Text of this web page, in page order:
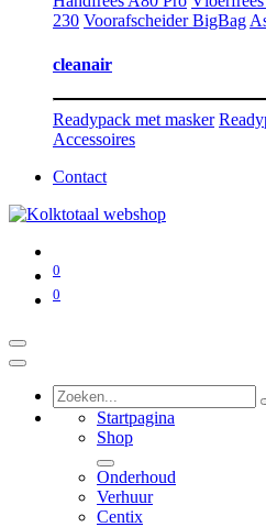
230 Voorafscheider BigBag
cleanair
Readypack met masker
Accessoires
Contact
0
0
Startpagina
Shop
Onderhoud
Verhuur
Centix